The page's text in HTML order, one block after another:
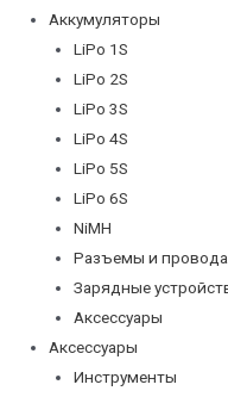
Аккумуляторы
LiPo 1S
LiPo 2S
LiPo 3S
LiPo 4S
LiPo 5S
LiPo 6S
NiMH
Разъемы и провода
Зарядные
Аксессуары
Аксессуары
Инструменты